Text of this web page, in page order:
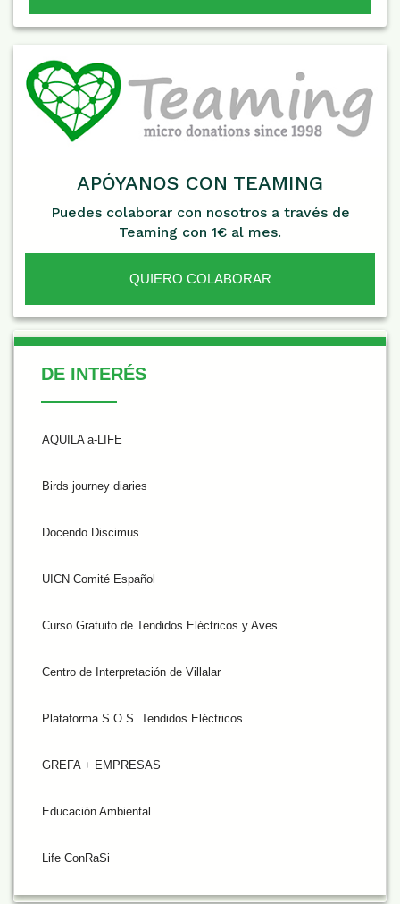
APÓYANOS CON TEAMING
Puedes colaborar con nosotros a través de
Teaming con 1€ al mes.
QUIERO COLABORAR
De Interés
DE INTERÉS
AQUILA a-LIFE
Birds journey diaries
Docendo Discimus
UICN Comité Español
Curso Gratuito de Tendidos Eléctricos y Aves
Centro de Interpretación de Villalar
Plataforma S.O.S. Tendidos Eléctricos
GREFA + EMPRESAS
Educación Ambiental
Life ConRaSi